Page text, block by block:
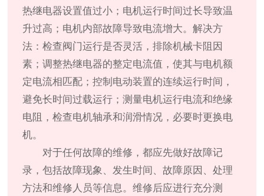
热继电器设置值过小；电机运行时间过长导致温
升过高；电机内部故障导致电流增大。解决方
法：检查阀门运行是否灵活，排除机械卡阻因
素；调整热继电器的整定电流值，使其与电机额
定电流相匹配；控制电动装置的连续运行时间，
避免长时间过载运行；测量电机运行电流和绝缘
电阻，检查电机轴承和润滑情况，必要时更换电
机。
对于任何故障的维修，都应先做好故障记
录，包括故障现象、发生时间、故障原因、处理
方法和维修人员等信息。维修后应进行充分测